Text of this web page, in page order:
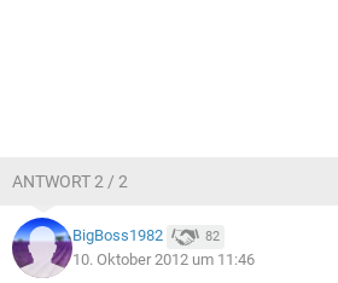
ANTWORT 2 / 2
BigBoss1982 82
10. Oktober 2012 um 11:46